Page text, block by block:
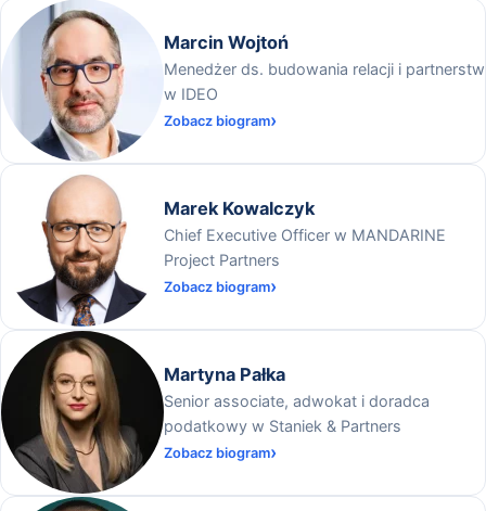
Marcin Wojtoń
Menedżer ds. budowania relacji i partnerstw
w IDEO
Zobacz biogram
Marek Kowalczyk
Chief Executive Officer w MANDARINE
Project Partners
Zobacz biogram
Martyna Pałka
Senior associate, adwokat i doradca
podatkowy w Staniek & Partners
Zobacz biogram